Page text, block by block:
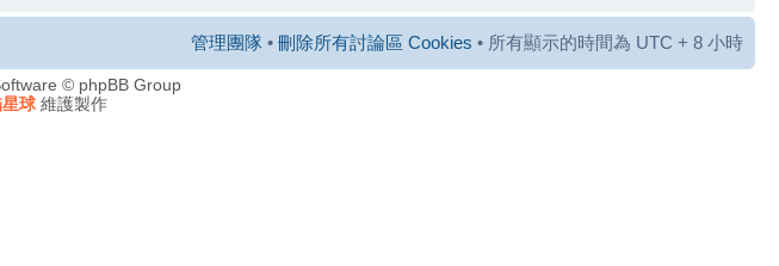
管理團隊 • 刪除所有討論區 Cookies • 所有顯示的時間為 UTC + 8 小時
© phpBB Group
球 維護製作